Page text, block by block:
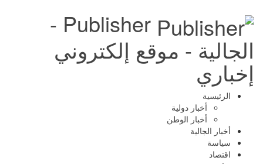
Publisher -
الجالية - موقع إلكتروني
إخباري
الرئيسية
أخبار دولية
أخبار الوطن
أخبار الجالية
سياسة
اقتصاد